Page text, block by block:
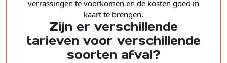
verrassingen te voorkomen en de kosten goed in
kaart te brengen.
Zijn er verschillende
tarieven voor verschillende
soorten afval?